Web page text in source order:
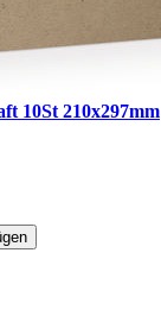
10St 210x297mm